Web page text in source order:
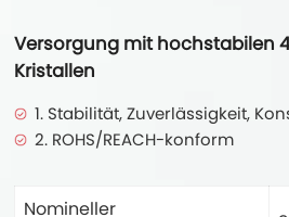
Versorgung mit hochstabilen
Kristallen
1. Stabilität, Zuverlässigkeit,
2. ROHS/REACH-konform
Nomineller